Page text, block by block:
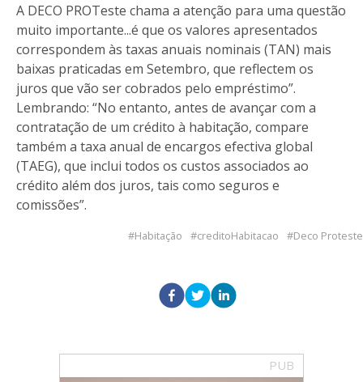
A DECO PROTeste chama a atenção para uma questão
muito importante...é que os valores apresentados
correspondem às taxas anuais nominais (TAN) mais
baixas praticadas em Setembro, que reflectem os
juros que vão ser cobrados pelo empréstimo”.
Lembrando: “No entanto, antes de avançar com a
contratação de um crédito à habitação, compare
também a taxa anual de encargos efectiva global
(TAEG), que inclui todos os custos associados ao
crédito além dos juros, tais como seguros e
comissões”.
Habitação creditoHabitacao Deco Proteste
PUB